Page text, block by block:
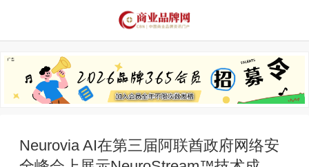
推荐品牌 品牌故事
Neurovia AI在第三届阿联酋政府网络安